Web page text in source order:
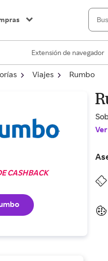
Extensión de navegador
Viajes Rumbo
CASHBACK